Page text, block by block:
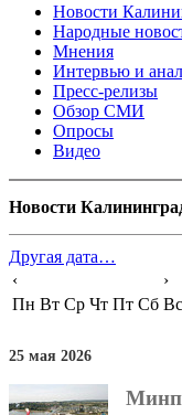
Новости
Народные
Мнения
Интервью и
Пресс-релизы
Обзор СМИ
Опросы
Видео
Новости
Другая дата…
‹
›
Пн Вт Ср Чт Пт Сб Вс
25 мая 2026